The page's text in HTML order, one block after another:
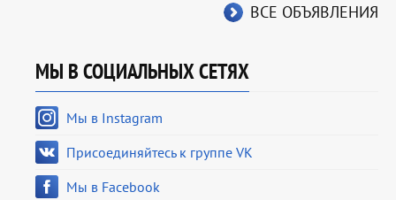
ВСЕ ОБЪЯВЛЕНИЯ
МЫ В СОЦИАЛЬНЫХ СЕТЯХ
Мы в Instagram
Присоединяйтесь к группе VK
Мы в Facebook